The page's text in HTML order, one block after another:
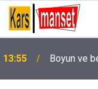
13:55 Boyun ve
13:55 Irak’ta İHA